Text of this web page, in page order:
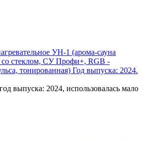
УН-1 (арома-сауна
со стеклом, СУ Профи+, RGB -
тонированная) Год выпуска: 2024.
выпуска: 2024, использовалась мало